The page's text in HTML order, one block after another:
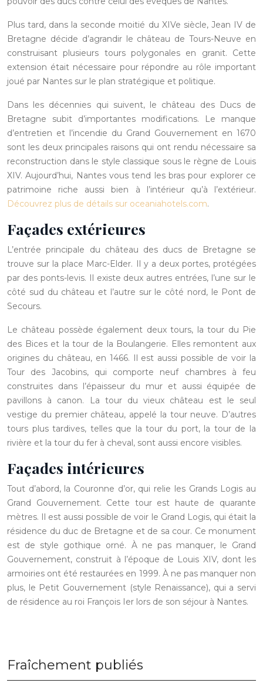
Plus tard, dans la seconde moitié du XIVe siècle, Jean IV de
Bretagne décide d’agrandir le château de Tours-Neuve en
construisant plusieurs tours polygonales en granit. Cette
extension était nécessaire pour répondre au rôle important
joué par Nantes sur le plan stratégique et politique.
Dans les décennies qui suivent, le château des Ducs de
Bretagne subit d’importantes modifications. Le manque
d’entretien et l’incendie du Grand Gouvernement en 1670
sont les deux principales raisons qui ont rendu nécessaire sa
reconstruction dans le style classique sous le règne de Louis
XIV. Aujourd’hui, Nantes vous tend les bras pour explorer ce
patrimoine riche aussi bien à l’intérieur qu’à l’extérieur.
Découvrez plus de détails sur oceaniahotels.com.
Façades extérieures
L’entrée principale du château des ducs de Bretagne se
trouve sur la place Marc-Elder. Il y a deux portes, protégées
par des ponts-levis. Il existe deux autres entrées, l’une sur le
côté sud du château et l’autre sur le côté nord, le Pont de
Secours.
Le château possède également deux tours, la tour du Pie
des Bices et la tour de la Boulangerie. Elles remontent aux
origines du château, en 1466. Il est aussi possible de voir la
Tour des Jacobins, qui comporte neuf chambres à feu
construites dans l’épaisseur du mur et aussi équipée de
pavillons à canon. La tour du vieux château est le seul
vestige du premier château, appelé la tour neuve. D’autres
tours plus tardives, telles que la tour du port, la tour de la
rivière et la tour du fer à cheval, sont aussi encore visibles.
Façades intérieures
Tout d’abord, la Couronne d’or, qui relie les Grands Logis au
Grand Gouvernement. Cette tour est haute de quarante
mètres. Il est aussi possible de voir le Grand Logis, qui était la
résidence du duc de Bretagne et de sa cour. Ce monument
est de style gothique orné. À ne pas manquer, le Grand
Gouvernement, construit à l’époque de Louis XIV, dont les
armoiries ont été restaurées en 1999. À ne pas manquer non
plus, le Petit Gouvernement (style Renaissance), qui a servi
de résidence au roi François Ier lors de son séjour à Nantes.
Fraîchement publiés